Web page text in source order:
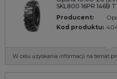
SKL800 16PR 146B
Producent:
Kod produktu:
W celu uzyskania informacji na temat